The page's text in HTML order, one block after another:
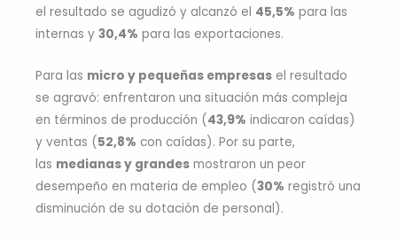
el resultado se agudizó y alcanzó el 45,5% para las
internas y 30,4% para las exportaciones.
Para las micro y pequeñas empresas el resultado
se agravó: enfrentaron una situación más compleja
en términos de producción (43,9% indicaron caídas)
y ventas (52,8% con caídas). Por su parte,
las medianas y grandes mostraron un peor
desempeño en materia de empleo (30% registró una
disminución de su dotación de personal).